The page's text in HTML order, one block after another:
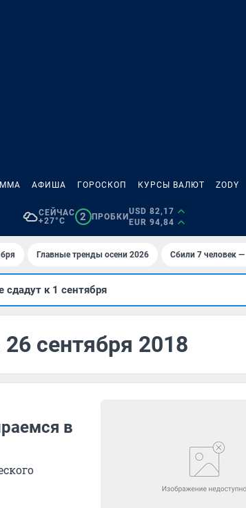
АФИША ГОРОСКОП КУРСЫ ВАЛЮТ ZODY
СЕЙЧАС
+27°C
2 ПРОБКИ
USD 82,17
EUR 94,84
Главные тренды осени 2026 Сбили 7 человек —
сдадут к 1 сентября
сентября 2018
в